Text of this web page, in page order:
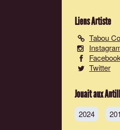
Liens Artiste
Tabou
Facebook
Twitter
Jouait aux
2024